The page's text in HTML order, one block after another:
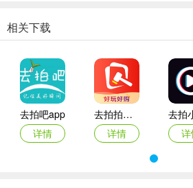
3. 浏览作品：进入摄影广场，可浏览各类
能关注喜欢的摄影师。
4. 约拍流程：如需约拍，通过搜索或推荐
发布约拍进入，按提示操作，如点击底部
与摄影师沟通拍摄细节并协商费用、档期
5. 作品管理：可上传分享自己的作品，在
等消息提醒，按时赴约拍摄，完成后可互
相关下载
去拍吧app
详情
去拍拍商城app
详情